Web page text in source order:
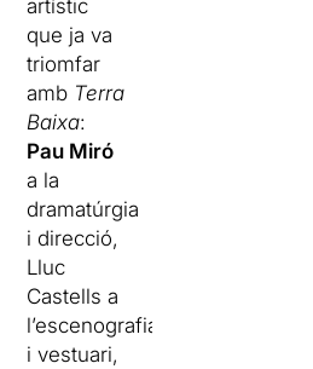
artístic
que ja va
triomfar
amb Terra
Baixa:
Pau Miró
a la
dramatúrgia
i direcció,
Lluc
Castells a
l’escenografia
i vestuari,